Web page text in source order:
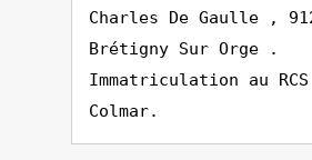
Charles De Gaulle ,
Brétigny Sur Orge .
Immatriculation au
Colmar.